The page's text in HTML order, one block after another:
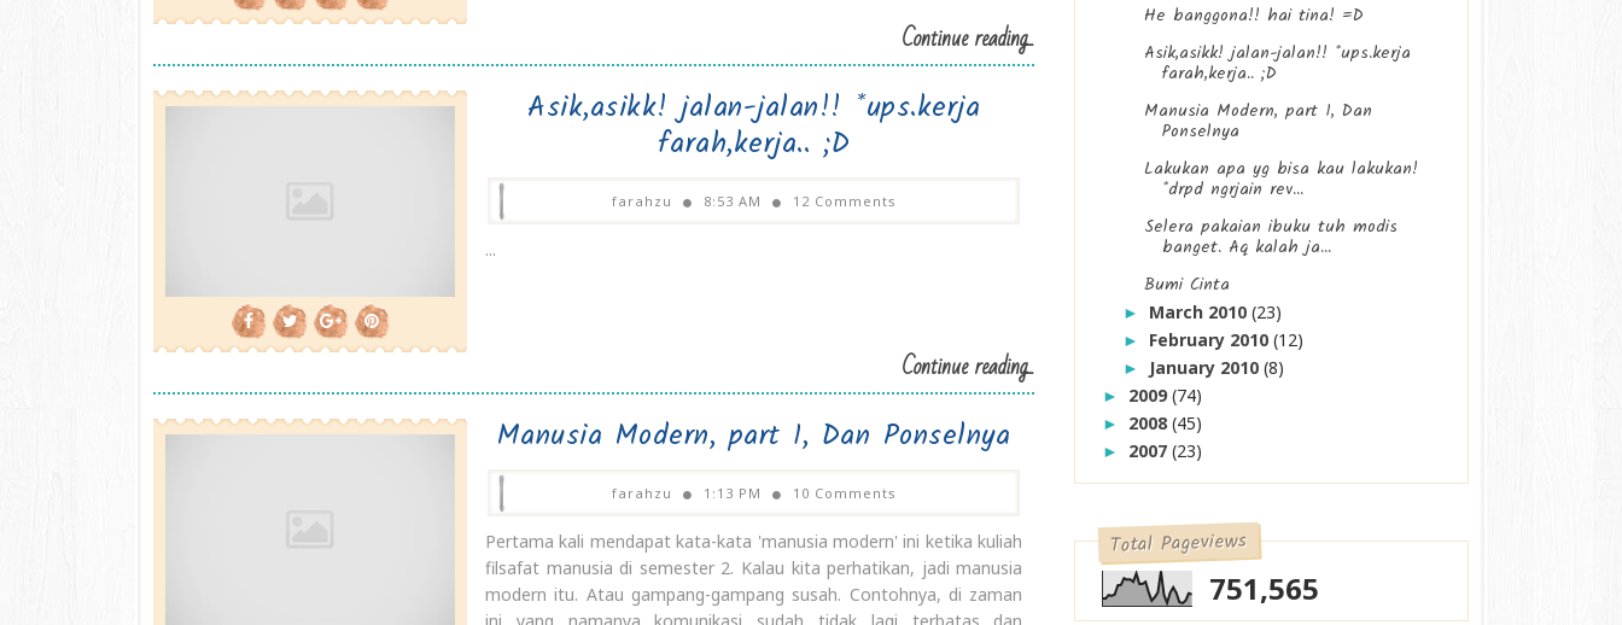
Continue reading...
Asik,asikk! jalan-jalan!! *ups.kerja
farah,kerja.. ;D
farahzu 8:53 AM 12 Comments
...
Continue reading...
Manusia Modern, part 1, Dan Ponselnya
farahzu 1:13 PM 10 Comments
Pertama kali mendapat kata-kata 'manusia modern' ini ketika kuliah
filsafat manusia di semester 2. Kalau kita perhatikan, jadi manusia
modern itu. Atau gampang-gampang susah. Contohnya, di zaman
He banggona!! hai tina! =D
Asik,asikk! jalan-jalan!! *ups.kerja
farah,kerja.. ;D
Manusia Modern, part 1, Dan
Ponselnya
Lakukan apa yg bisa kau lakukan!
*drpd ngrjain rev...
Selera pakaian ibuku tuh modis
banget. Aq kalah ja...
Bumi Cinta
► March 2010(23)
► February 2010(12)
► January 2010(8)
► 2009(74)
► 2008(45)
► 2007(23)
Total Pageviews
751,565